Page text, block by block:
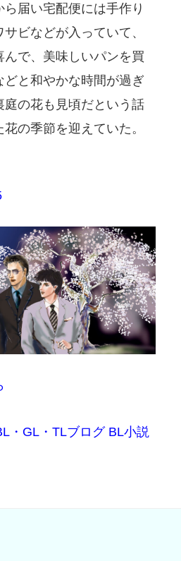
届い宅配便には手作り
ビなどが入っていて、
で、美味しいパンを買
どと和やかな時間が過ぎ
庭の花も見頃だという話
の季節を迎えていた。